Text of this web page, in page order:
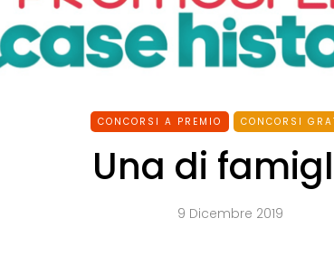
CONCORSI A PREMIO CONCORSI
Una di
9 Dicembre 2019